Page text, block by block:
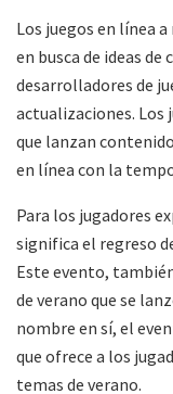
Los juegos en línea
en busca de ideas
desarrolladores de
actualizaciones. Los
que lanzan
en línea con la
Para los jugadores
significa el regreso
Este evento,
de verano que se
nombre en sí, el
que ofrece a los
temas de verano.